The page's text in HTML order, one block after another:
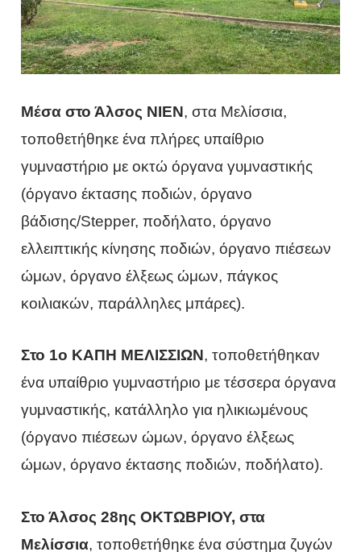
Μέσα στο Άλσος ΝΙΕΝ, στα Μελίσσια,
τοποθετήθηκε ένα πλήρες υπαίθριο
γυμναστήριο με οκτώ όργανα γυμναστικής
(όργανο έκτασης ποδιών, όργανο
βάδισης/Stepper, ποδήλατο, όργανο
ελλειπτικής κίνησης ποδιών, όργανο πιέσεων
ώμων, όργανο έλξεως ώμων, πάγκος
κοιλιακών, παράλληλες μπάρες).
Στο 1ο ΚΑΠΗ ΜΕΛΙΣΣΙΩΝ, τοποθετήθηκαν
ένα υπαίθριο γυμναστήριο με τέσσερα όργανα
γυμναστικής, κατάλληλο για ηλικιωμένους
(όργανο πιέσεων ώμων, όργανο έλξεως
ώμων, όργανο έκτασης ποδιών, ποδήλατο).
Στο Άλσος 28ης ΟΚΤΩΒΡΙΟΥ, στα
Μελίσσια, τοποθετήθηκε ένα σύστημα ζυγών